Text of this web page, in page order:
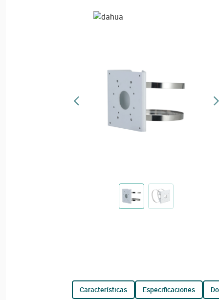
características especificaciones